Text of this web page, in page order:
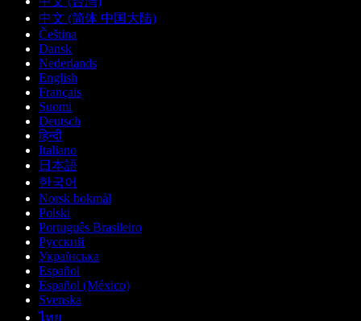
中文 (简体 中国大陆)
Čeština
Dansk
Nederlands
English
Français
Suomi
Deutsch
हिन्दी
Italiano
日本語
한국어
Norsk bokmål
Polski
Português Brasileiro
Русский
Українська
Español
Español (México)
Svenska
ไทย